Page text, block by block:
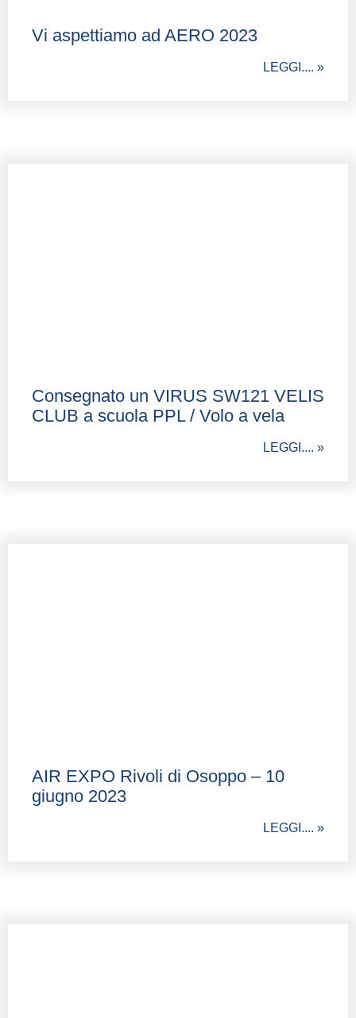
Vi aspettiamo ad AERO 2023
LEGGI.... »
Consegnato un VIRUS SW121 VELIS
CLUB a scuola PPL / Volo a vela
LEGGI.... »
AIR EXPO Rivoli di Osoppo – 10
giugno 2023
LEGGI.... »